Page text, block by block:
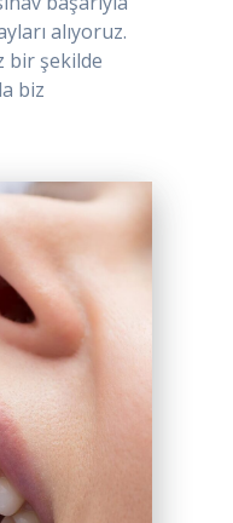
alıyoruz.
bir şekilde
biz